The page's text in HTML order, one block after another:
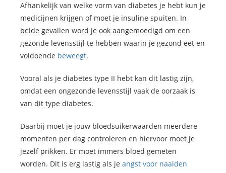
Afhankelijk van welke vorm van diabetes je hebt kun je
medicijnen krijgen of moet je insuline spuiten. In
beide gevallen word je ook aangemoedigd om een
gezonde levensstijl te hebben waarin je gezond eet en
voldoende beweegt.
Vooral als je diabetes type II hebt kan dit lastig zijn,
omdat een ongezonde levensstijl vaak de oorzaak is
van dit type diabetes.
Daarbij moet je jouw bloedsuikerwaarden meerdere
momenten per dag controleren en hiervoor moet je
jezelf prikken. Er moet immers bloed gemeten
worden. Dit is erg lastig als je angst voor naalden